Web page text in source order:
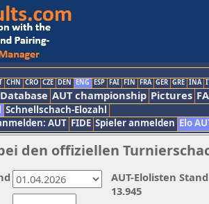
CHN CRO CZE DEN ENG ESP FAI FIN FRA GER GRE INA
AUT championship Pictures
Schnellschach-Elozahl
AUT FIDE Spieler anmelden Elo
den offiziellen
AUT-Elolisten
13.945